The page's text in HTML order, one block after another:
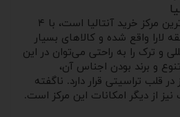
مرکز خرید تراسیتی که بزرگ‌ترین مرکز خرید آنتالیا است، با ۴
منطقه لارا واقع شده و کالاهای بسیار
و ترک را به راحتی می‌توان در این
و برند بودن اجناس آن،
قلب تراسیتی قرار دارد. ناگفته
از دیگر امکانات این مرکز است.